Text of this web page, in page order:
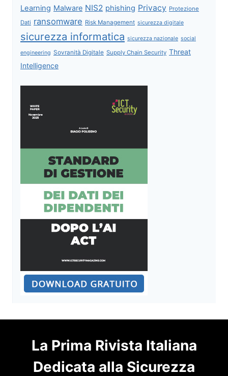
Learning Malware NIS2 phishing Privacy Protezione
Dati ransomware Risk Management sicurezza digitale
sicurezza informatica sicurezza nazionale social
engineering Sovranità Digitale Supply Chain Security Threat
Intelligence
La Prima Rivista Italiana
Dedicata alla Sicurezza